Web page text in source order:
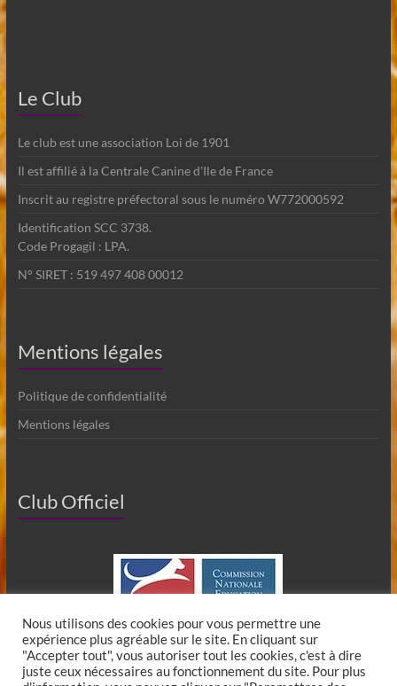
Le Club
Le club est une association Loi de 1901
Il est affilié à la Centrale Canine d'Ile de France
Inscrit au registre préfectoral sous le numéro W772000592
Identification SCC 3738.
Code Progagil : LPA.
N° SIRET : 519 497 408 00012
Mentions légales
Politique de confidentialité
Mentions légales
Club Officiel
Nous utilisons des cookies pour vous permettre une
expérience plus agréable sur le site. En cliquant sur
"Accepter tout", vous autoriser tout les cookies, c'est à dire
juste ceux nécessaires au fonctionnement du site. Pour plus